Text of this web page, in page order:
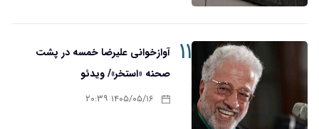
۱۱
آوازخوانی علیرضا خمسه در پشت
صحنه «استخر»/ ویدئو
۱۴۰۵/۰۵/۱۶ ۲۰:۳۹